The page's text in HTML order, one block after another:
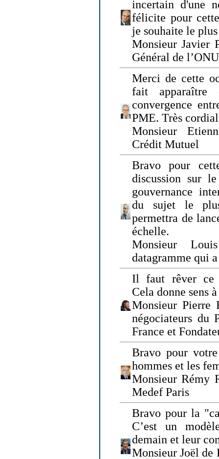
incertain d'une
félicite pour
je souhaite le
Monsieur Javier
Général de
Merci de cette
fait apparaître
convergence
PME. Très
Monsieur
Crédit Mutuel
Bravo pour
discussion sur
gouvernance
du sujet le
permettra de
échelle.
Monsieur
datagramme qui
Il faut rêver ce
Cela donne sens
Monsieur Pierre
négociateurs du
France et
Bravo pour
hommes et les
Monsieur Rémy
Medef Paris
Bravo pour la
C’est un
demain et leur
Monsieur Joël de